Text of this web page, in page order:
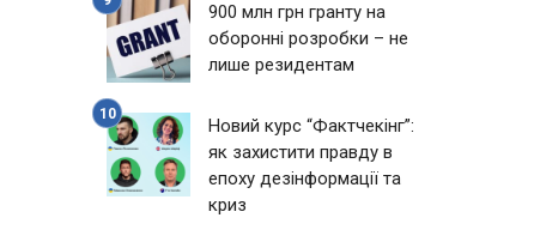
900 млн грн гранту на
оборонні розробки – не
лише резидентам
Новий курс “Фактчекінг”:
як захистити правду в
епоху дезінформації та
криз